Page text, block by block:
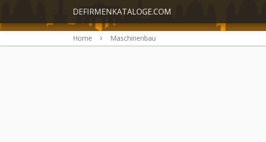
DEFIRMENKATALOGE.COM
Home Maschinenbau